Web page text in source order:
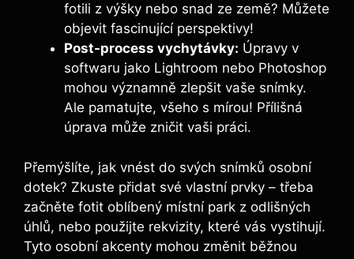
fotili z výšky‍ nebo‍ snad ​ze země?⁤ Můžete
objevit fascinující perspektivy!
Post-process ‍vychytávky: Úpravy v‌
softwaru jako Lightroom‍ nebo Photoshop
mohou⁣ významně zlepšit vaše snímky.
Ale pamatujte, všeho s⁣ mírou! ‌Přílišná​
úprava může ⁤zničit vaši práci.
Přemýšlíte, jak vnést do svých ⁢snímků⁤ osobní
dotek? Zkuste přidat své vlastní⁢ prvky ⁣– třeba
začněte fotit oblíbený⁢ místní park⁤ z odlišných
‌úhlů,⁣ nebo použijte rekvizity, které vás⁤ vystihují.
Tyto osobní‍ akcenty‌ mohou ​změnit běžnou